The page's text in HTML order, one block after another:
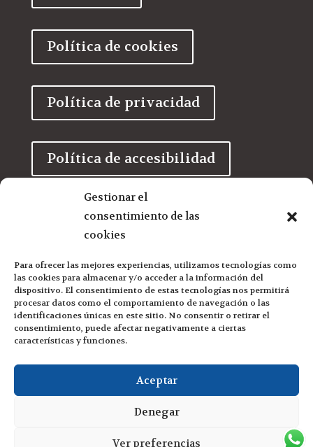
Gestionar el
consentimiento de las
cookies
Para ofrecer las mejores experiencias, utilizamos tecnologías como
las cookies para almacenar y/o acceder a la información del
dispositivo. El consentimiento de estas tecnologías nos permitirá
procesar datos como el comportamiento de navegación o las
identificaciones únicas en este sitio. No consentir o retirar el
consentimiento, puede afectar negativamente a ciertas
características y funciones.
Aceptar
Denegar
Ver preferencias
Política de cookies
Política de privacidad
Política de accesibilidad
Condiciones de venta
Mapa del sitio